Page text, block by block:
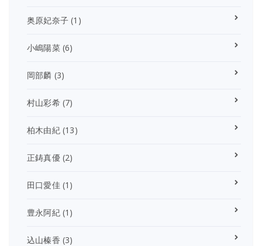
奥原妃奈子 (1)
小嶋陽菜(6)
岡部麟 (3)
村山彩希(7)
柏木由紀(13)
正鋳真優(2)
田口愛佳(1)
豊永阿紀(1)
込山榛香 (3)